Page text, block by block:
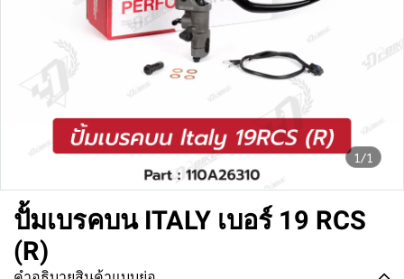
1/1
ปั้มเบรคบน ITALY เบอร์ 19 RCS
(R)